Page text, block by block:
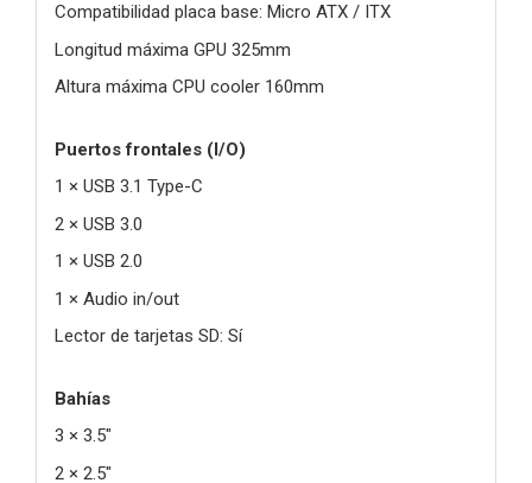
Compatibilidad placa base: Micro ATX / ITX
Longitud máxima GPU 325mm
Altura máxima CPU cooler 160mm
Puertos frontales (I/O)
1 × USB 3.1 Type-C
2 × USB 3.0
1 × USB 2.0
1 × Audio in/out
Lector de tarjetas SD: Sí
Bahías
3 × 3.5"
2 × 2.5"